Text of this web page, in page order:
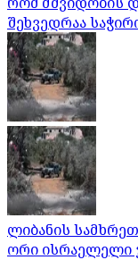
შეხვედრაა
ლიბანის
ორი ისრაელელი